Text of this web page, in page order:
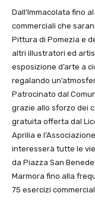
Dall’Immacolata fino
commerciali che
Pittura di Pomezia e
altri illustratori ed
esposizione d’arte a
regalando
Patrocinato dal
grazie allo sforzo dei
gratuita offerta dal
Aprilia e
interesserà tutte le
da Piazza San
Marmora fino alla
75 esercizi